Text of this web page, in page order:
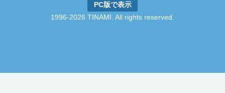
PC版で表示
1996-2026 TINAMI. All rights reserved.